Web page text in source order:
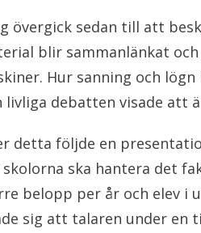
övergick sedan till att
blir sammanlänkat
Hur sanning och
livliga debatten visade att
detta följde en
skolorna ska hantera det
belopp per år och elev i
sig att talaren under en